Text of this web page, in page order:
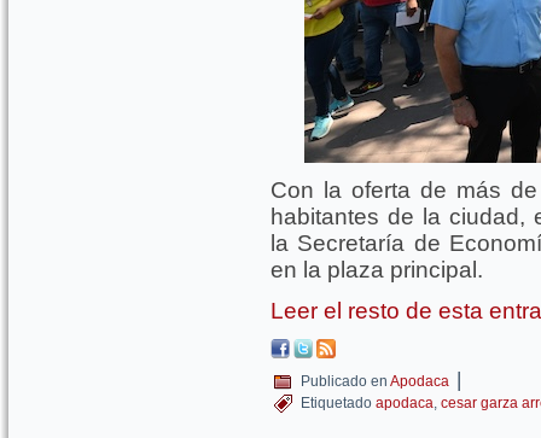
Con la oferta de más
habitantes de la ciudad,
la Secretaría de
en la plaza principal.
Leer el resto de esta
Publicado en Apodaca |
Etiquetado apodaca, cesar garza